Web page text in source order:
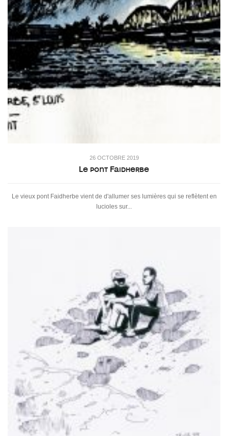
26 OCTOBRE 2019
Le pont Faidherbe
Le vieux pont Faidherbe vient de d'allumer ses lumières qui se reflètent en
lucioles sur...